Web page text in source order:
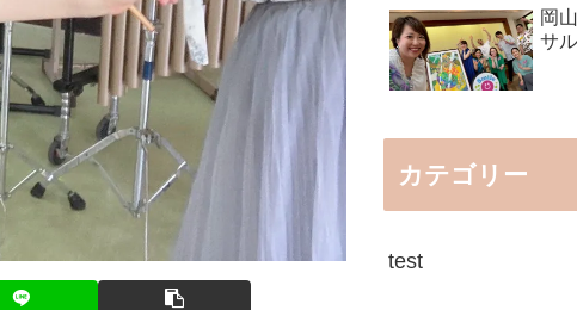
岡
サ
カテゴリー
test